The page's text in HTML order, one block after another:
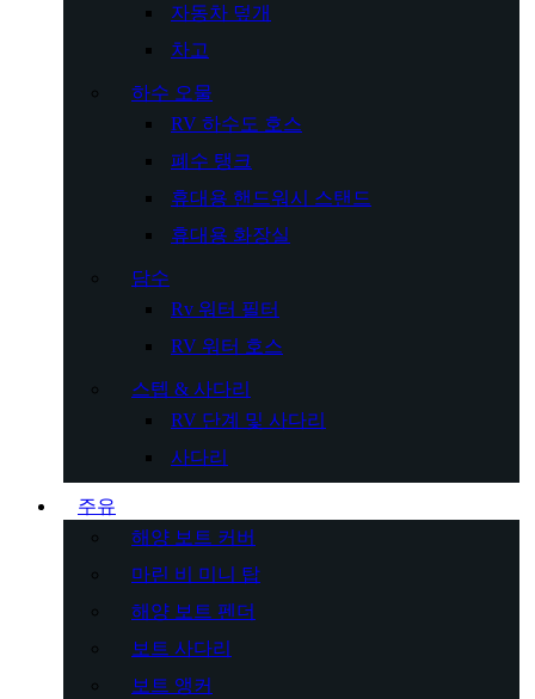
자동차 덮개
차고
하수 오물
RV 하수도 호스
폐수 탱크
휴대용 핸드워시 스탠드
휴대용 화장실
담수
Rv 워터 필터
RV 워터 호스
스텝 & 사다리
RV 단계 및 사다리
사다리
주유
해양 보트 커버
마린 비 미니 탑
해양 보트 펜더
보트 사다리
보트 앵커